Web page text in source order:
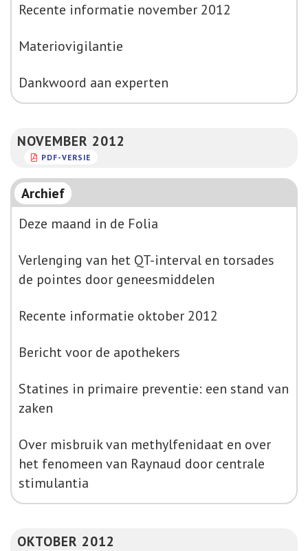
Recente informatie november 2012
Materiovigilantie
Dankwoord aan experten
NOVEMBER 2012
PDF-VERSIE
Archief
Deze maand in de Folia
Verlenging van het QT-interval en torsades
de pointes door geneesmiddelen
Recente informatie oktober 2012
Bericht voor de apothekers
Statines in primaire preventie: een stand van
zaken
Over misbruik van methylfenidaat en over
het fenomeen van Raynaud door centrale
stimulantia
OKTOBER 2012